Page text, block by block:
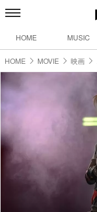
HOME MUSIC
HOME MOVIE 映画